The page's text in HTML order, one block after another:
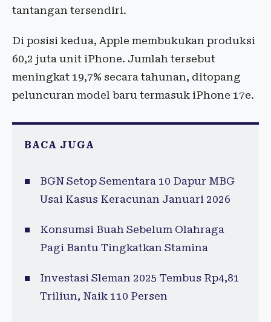
tantangan tersendiri.
Di posisi kedua, Apple membukukan produksi
60,2 juta unit iPhone. Jumlah tersebut
meningkat 19,7% secara tahunan, ditopang
peluncuran model baru termasuk iPhone 17e.
BACA JUGA
BGN Setop Sementara 10 Dapur MBG
Usai Kasus Keracunan Januari 2026
Konsumsi Buah Sebelum Olahraga
Pagi Bantu Tingkatkan Stamina
Investasi Sleman 2025 Tembus Rp4,81
Triliun, Naik 110 Persen